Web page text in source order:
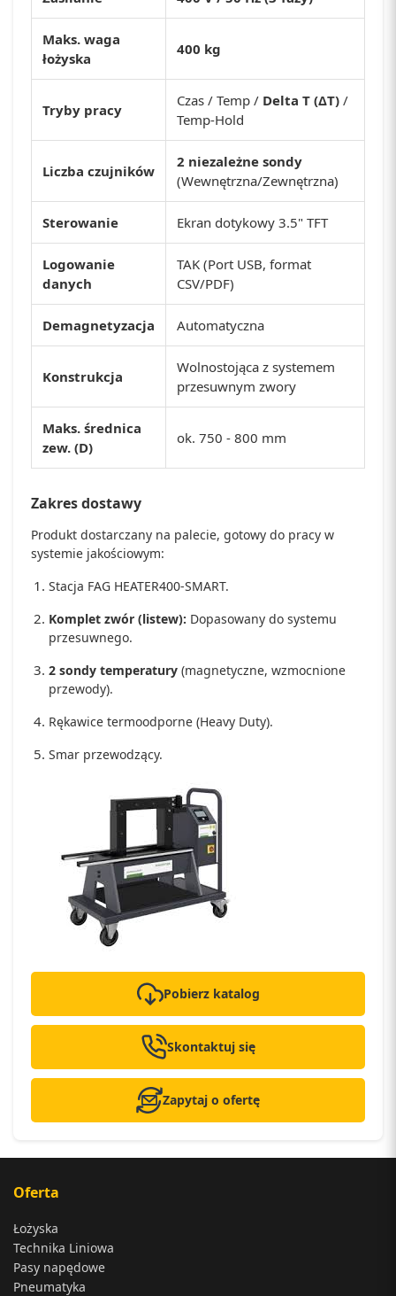
Maks. waga
łożyska
400 kg
Tryby pracy
Czas / Temp / Delta T (ΔT) /
Temp-Hold
Liczba czujników
2 niezależne sondy
(Wewnętrzna/Zewnętrzna)
Sterowanie Ekran dotykowy 3.5" TFT
Logowanie
danych
TAK (Port USB, format
CSV/PDF)
Demagnetyzacja Automatyczna
Konstrukcja
Wolnostojąca z systemem
przesuwnym zwory
Maks. średnica
zew. (D)
ok. 750 - 800 mm
Zakres dostawy
Produkt dostarczany na palecie, gotowy do pracy w
systemie jakościowym:
Stacja FAG HEATER400-SMART.
Komplet zwór (listew): Dopasowany do systemu
przesuwnego.
2 sondy temperatury (magnetyczne, wzmocnione
przewody).
Rękawice termoodporne (Heavy Duty).
Smar przewodzący.
Pobierz katalog
Skontaktuj się
Zapytaj o ofertę
Oferta
Łożyska
Technika Liniowa
Pasy napędowe
Pneumatyka